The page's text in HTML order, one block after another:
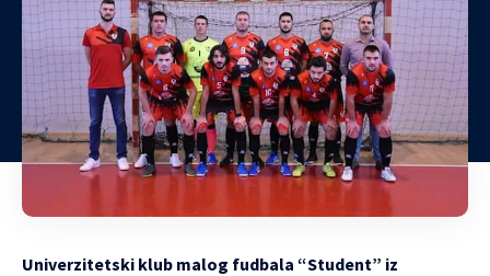
Univerzitetski klub malog fudbala “Student” iz